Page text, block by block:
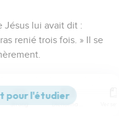
Jésus lui avait dit :
renié trois fois. » Il se
Strong